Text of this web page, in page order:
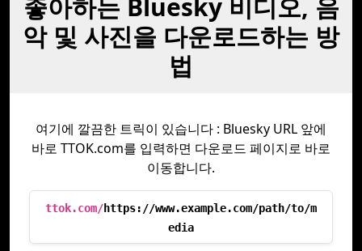
좋아하는 Bluesky 비디오, 음
악 및 사진을 다운로드하는 방
법
여기에 깔끔한 트릭이 있습니다 : Bluesky URL 앞에
바로 TTOK.com를 입력하면 다운로드 페이지로 바로
이동합니다.
ttok.com/https://www.example.com/path/to/m
edia